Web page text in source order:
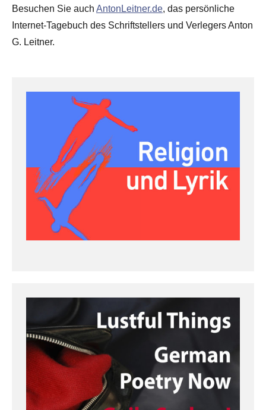
Besuchen Sie auch AntonLeitner.de, das persönliche
Internet-Tagebuch des Schriftstellers und Verlegers Anton
G. Leitner.